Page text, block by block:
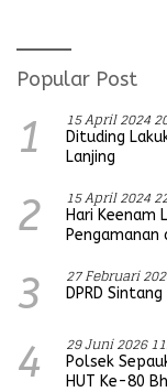
Popular Post
1 15 April 2024
Dituding
Lanjing
2 15 April 2024
Hari Keenam
3 27 Februari
DPRD
4 29 Juni 2026
Polsek
HUT Ke-80